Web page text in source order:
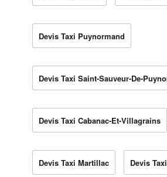
Devis Taxi Puynormand
Devis Taxi Saint-Sauveur-De-
Devis Taxi Cabanac-Et-Villagrains
Devis Taxi Martillac Devis